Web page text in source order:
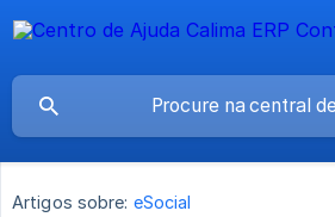
Artigos sobre: eSocial